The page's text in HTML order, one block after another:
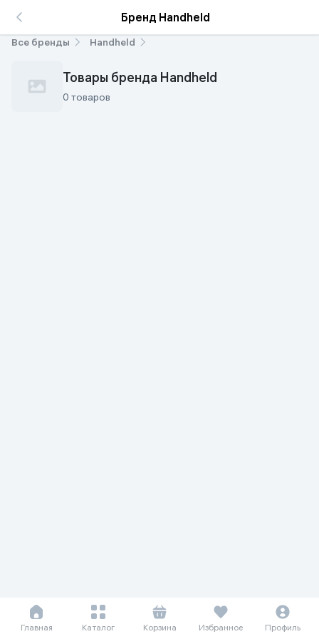
Бренд Handheld
Все бренды Handheld
Товары бренда Handheld
0 товаров
Главная Каталог Корзина Избранное Профиль